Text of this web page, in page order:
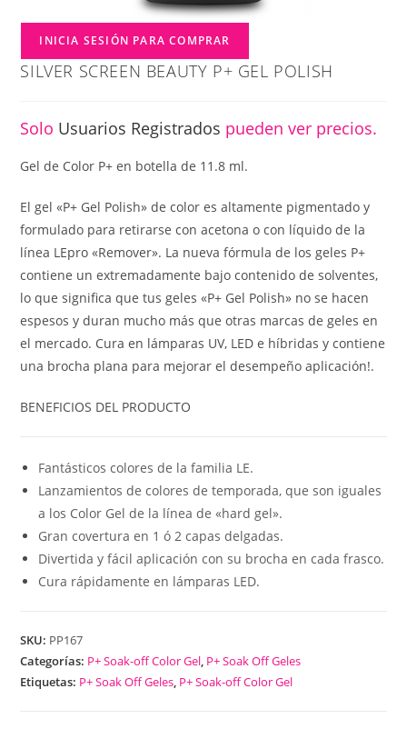
INICIA SESIÓN PARA COMPRAR
SILVER SCREEN BEAUTY P+ GEL POLISH
Solo Usuarios Registrados pueden ver precios.
Gel de Color P+ en botella de 11.8 ml.
El gel «P+ Gel Polish» de color es altamente pigmentado y
formulado para retirarse con acetona o con líquido de la
línea LEpro «Remover». La nueva fórmula de los geles P+
contiene un extremadamente bajo contenido de solventes,
lo que significa que tus geles «P+ Gel Polish» no se hacen
espesos y duran mucho más que otras marcas de geles en
el mercado. Cura en lámparas UV, LED e híbridas y contiene
una brocha plana para mejorar el desempeño aplicación!.
BENEFICIOS DEL PRODUCTO
Fantásticos colores de la familia LE.
Lanzamientos de colores de temporada, que son iguales
a los Color Gel de la línea de «hard gel».
Gran covertura en 1 ó 2 capas delgadas.
Divertida y fácil aplicación con su brocha en cada frasco.
Cura rápidamente en lámparas LED.
SKU: PP167
Categorías: P+ Soak-off Color Gel P+ Soak Off Geles
Etiquetas: P+ Soak Off Geles P+ Soak-off Color Gel